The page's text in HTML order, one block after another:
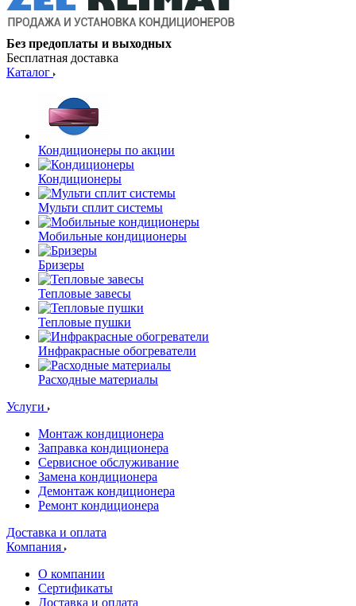
Без предоплаты и выходных
Бесплатная доставка
Каталог
Кондиционеры по акции
Кондиционеры
Мульти сплит системы
Мобильные кондиционеры
Бризеры
Тепловые завесы
Тепловые пушки
Инфракрасные обогреватели
Расходные материалы
Услуги
Монтаж кондиционера
Заправка кондиционера
Сервисное обслуживание
Замена кондиционера
Демонтаж кондиционера
Ремонт кондиционера
Доставка и оплата
Компания
О компании
Сертификаты
Доставка и оплата